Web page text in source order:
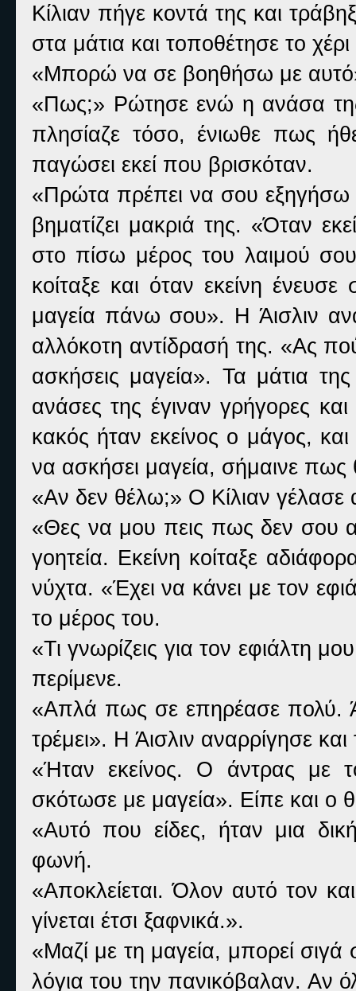
Κίλιαν πήγε κοντά της και
στα μάτια και τοποθέτησε το
«Μπορώ να σε βοηθήσω με
«Πως;» Ρώτησε ενώ η ανάσα
πλησίαζε τόσο, ένιωθε πως
παγώσει εκεί που βρισκόταν.
«Πρώτα πρέπει να σου εξηγήσω
βηματίζει μακριά της. «Όταν
στο πίσω μέρος του λαιμού
κοίταξε και όταν εκείνη
μαγεία πάνω σου». Η Άισλιν
αλλόκοτη αντίδρασή της. «Ας
ασκήσεις μαγεία». Τα μάτια
ανάσες της έγιναν γρήγορες
κακός ήταν εκείνος ο μάγος,
να ασκήσει μαγεία, σήμαινε πως
«Αν δεν θέλω;» Ο Κίλιαν γέλασε
«Θες να μου πεις πως δεν σου
γοητεία. Εκείνη κοίταξε
νύχτα. «Έχει να κάνει με τον
το μέρος του.
«Τι γνωρίζεις για τον εφιάλτη
περίμενε.
«Απλά πως σε επηρέασε πολύ.
τρέμει». Η Άισλιν αναρρίγησε
«Ήταν εκείνος. Ο άντρας με
σκότωσε με μαγεία». Είπε και ο
«Αυτό που είδες, ήταν μια
φωνή.
«Αποκλείεται. Όλον αυτό τον
γίνεται έτσι ξαφνικά.».
«Μαζί με τη μαγεία, μπορεί σιγά
λόγια του την πανικόβαλαν. Αν